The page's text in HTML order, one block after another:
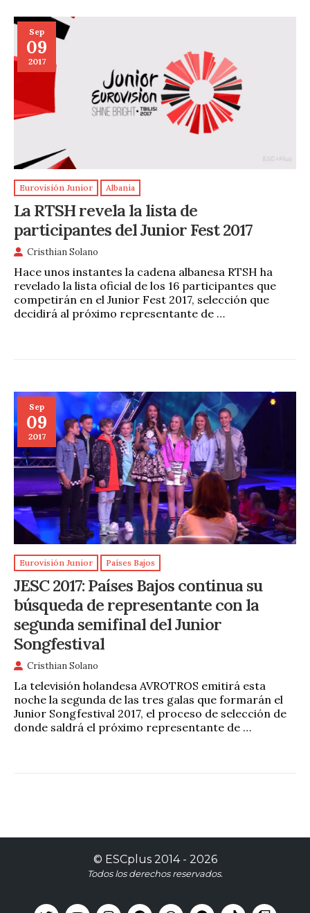
Sep
09
2017
Eurovisión Junior Albania
La RTSH revela la lista de
participantes del Junior Fest 2017
Cristhian Solano
Hace unos instantes la cadena albanesa RTSH ha
revelado la lista oficial de los 16 participantes que
competirán en el Junior Fest 2017, selección que
decidirá al próximo representante de …
Sep
09
2017
Eurovisión Junior Países Bajos
JESC 2017: Países Bajos continua su
búsqueda de representante con la
segunda semifinal del Junior
Songfestival
Cristhian Solano
La televisión holandesa AVROTROS emitirá esta
noche la segunda de las tres galas que formarán el
Junior Songfestival 2017, el proceso de selección de
donde saldrá el próximo representante de …
© ESCplus2014 - 2026
Todos los derechos reservados.